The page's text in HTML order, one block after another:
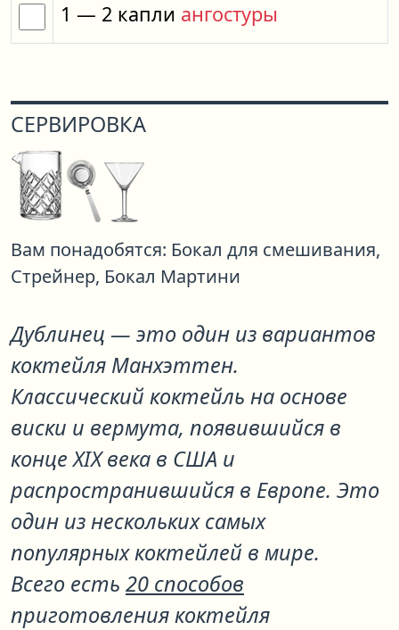
1 — 2 капли ангостуры
СЕРВИРОВКА
Вам понадобятся: Бокал для смешивания,
Стрейнер, Бокал Мартини
Дублинец — это один из вариантов
коктейля Манхэттен.
Классический коктейль на основе
виски и вермута, появившийся в
конце XIX века в США и
распространившийся в Европе. Это
один из нескольких самых
популярных коктейлей в мире.
Всего есть 20 способов
приготовления коктейля